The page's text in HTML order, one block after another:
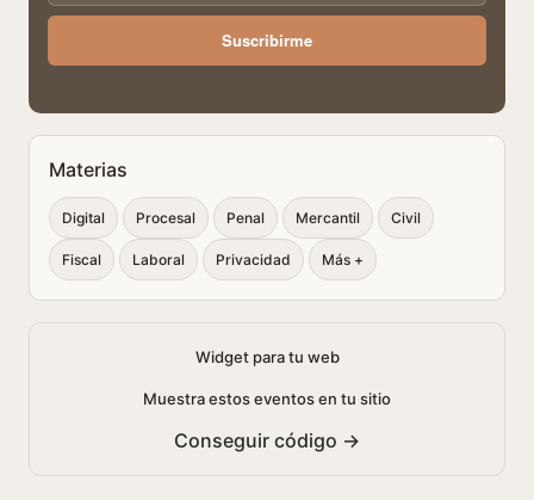
Suscribirme
Materias
Digital Procesal Penal Mercantil Civil
Fiscal Laboral Privacidad Más +
Widget para tu web
Muestra estos eventos en tu sitio
Conseguir código →